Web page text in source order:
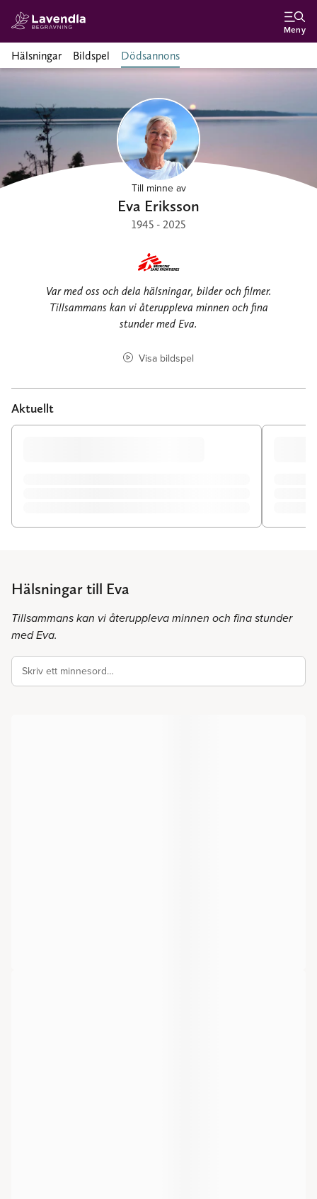
Meny
Hälsningar Bildspel Dödsannons
Till minne av
Eva Eriksson
1945 - 2025
Var med oss och dela hälsningar, bilder och filmer.
Tillsammans kan vi återuppleva minnen och fina
stunder med Eva.
Visa bildspel
Aktuellt
Hälsningar till Eva
Tillsammans kan vi återuppleva minnen och fina stunder
med Eva.
Skriv ett minnesord…